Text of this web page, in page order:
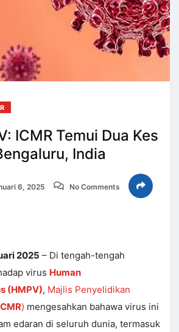
ICMR Temui Dua Kes
India
6, 2025 No Comments
2025 – Di tengah-tengah
virus Human
(HMPV), Majlis Penyelidikan
) mengesahkan bahawa virus ini
edaran di seluruh dunia, termasuk